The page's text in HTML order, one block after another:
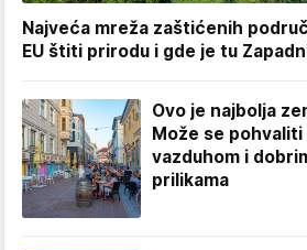
Najveća mreža zaštićenih
EU štiti prirodu i gde je tu
Ovo je najbolja
Može se
vazduhom i
prilikama